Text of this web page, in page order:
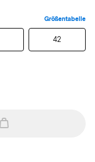
Größentabelle
42